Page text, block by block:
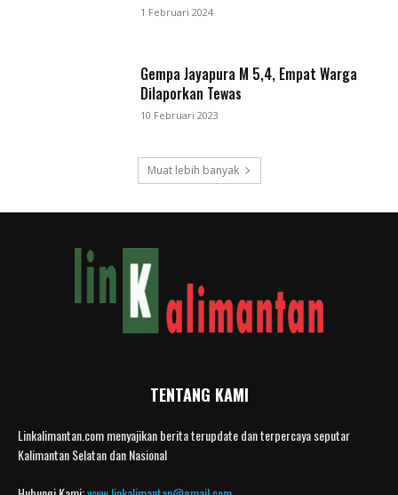
1 Februari 2024
Gempa Jayapura M 5,4, Empat Warga
Dilaporkan Tewas
10 Februari 2023
Muat lebih banyak
TENTANG KAMI
Linkalimantan.com menyajikan berita terupdate dan terpercaya seputar
Kalimantan Selatan dan Nasional